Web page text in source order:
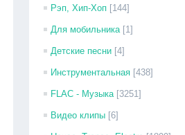
Рэп, Хип-Хоп [144]
Для мобильника [1]
Детские песни [4]
Инструментальная [438]
FLAC - Музыка [3251]
Видео клипы [6]